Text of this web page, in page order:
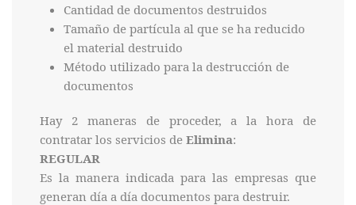
Cantidad de documentos destruidos
Tamaño de partícula al que se ha reducido
el material destruido
Método utilizado para la destrucción de
documentos
Hay 2 maneras de proceder, a la hora de
contratar los servicios de Elimina:
REGULAR
Es la manera indicada para las empresas que
generan día a día documentos para destruir.